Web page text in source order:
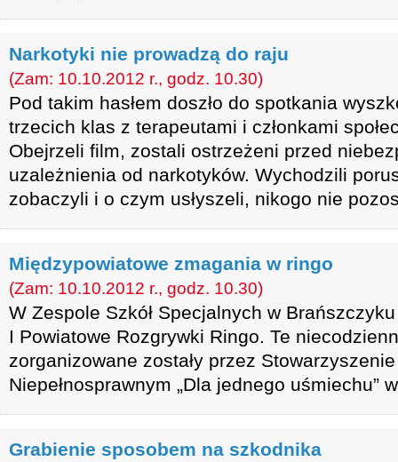
Narkotyki nie prowadzą do raju
(Zam: 10.10.2012 r., godz. 10.30)
Pod takim hasłem doszło do spotkania
trzecich klas z terapeutami i członkami
Obejrzeli film, zostali ostrzeżeni przed
uzależnienia od narkotyków. Wychodzili
zobaczyli i o czym usłyszeli, nikogo nie
Międzypowiatowe zmagania w ringo
(Zam: 10.10.2012 r., godz. 10.30)
W Zespole Szkół Specjalnych w
I Powiatowe Rozgrywki Ringo. Te
zorganizowane zostały przez
Niepełnosprawnym „Dla jednego uśmiechu”
Grabienie sposobem na szkodnika